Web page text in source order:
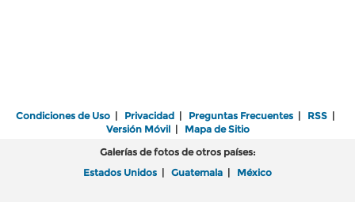
Condiciones de Uso | Privacidad | Preguntas Frecuentes | RSS |
Versión Móvil| Mapa de Sitio
Galerías de fotos de otros países:
Estados Unidos | Guatemala | México